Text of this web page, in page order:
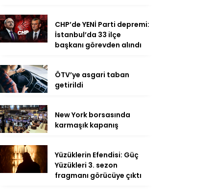
CHP’de YENİ Parti depremi:
İstanbul’da 33 ilçe
başkanı görevden alındı
ÖTV’ye asgari taban
getirildi
New York borsasında
karmaşık kapanış
Yüzüklerin Efendisi: Güç
Yüzükleri 3. sezon
fragmanı görücüye çıktı